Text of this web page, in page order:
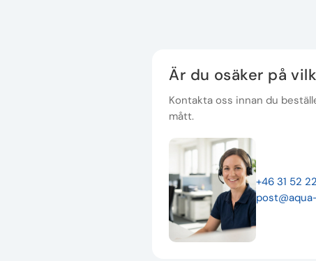
Är du osäker på
Kontakta oss innan du
mått.
+46 31 52